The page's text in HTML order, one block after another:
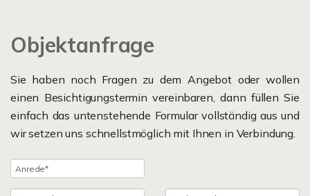
Objektanfrage
Sie haben noch Fragen zu dem Angebot oder wollen
einen Besichtigungstermin vereinbaren, dann füllen Sie
einfach das untenstehende Formular vollständig aus und
wir setzen uns schnellstmöglich mit Ihnen in Verbindung.